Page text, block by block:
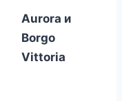
Aurora и
Borgo
Vittoria